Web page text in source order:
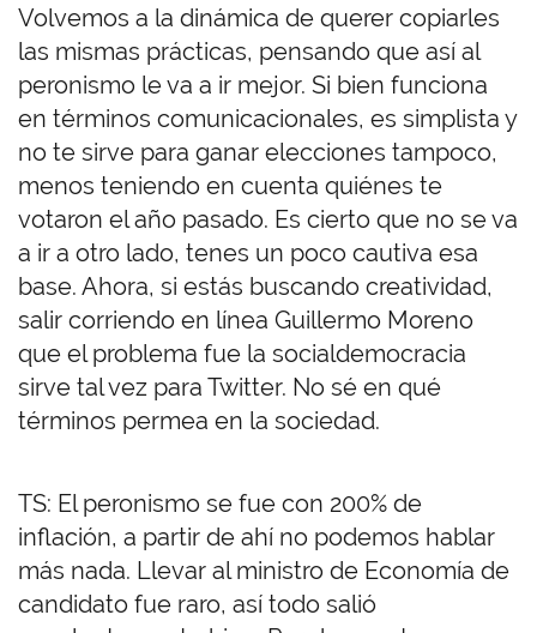
Volvemos a la dinámica de querer copiarles
las mismas prácticas, pensando que así al
peronismo le va a ir mejor. Si bien funciona
en términos comunicacionales, es simplista y
no te sirve para ganar elecciones tampoco,
menos teniendo en cuenta quiénes te
votaron el año pasado. Es cierto que no se va
a ir a otro lado, tenes un poco cautiva esa
base. Ahora, si estás buscando creatividad,
salir corriendo en línea Guillermo Moreno
que el problema fue la socialdemocracia
sirve tal vez para Twitter. No sé en qué
términos permea en la sociedad.
TS: El peronismo se fue con 200% de
inflación, a partir de ahí no podemos hablar
más nada. Llevar al ministro de Economía de
candidato fue raro, así todo salió